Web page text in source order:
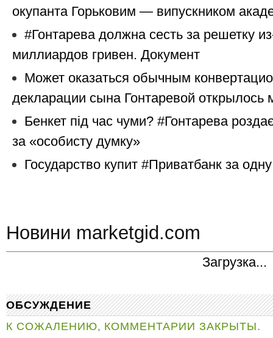
окупанта Горьковим — випускником
#Гонтарева должна сесть за решетку
миллиардов гривен. Документ
Может оказаться обычным
декларации сына Гонтаревой открылось
Бенкет під час чуми? #Гонтарева
за «особисту думку»
Государство купит #Приватбанк за
Новини marketgid.com
Загрузка...
ОБСУЖДЕНИЕ
К СОЖАЛЕНИЮ, КОММЕНТАРИИ ЗАКРЫТЫ.